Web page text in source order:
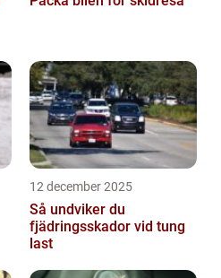
12 december 2025
Så undviker du
fjädringsskador vid tung
last